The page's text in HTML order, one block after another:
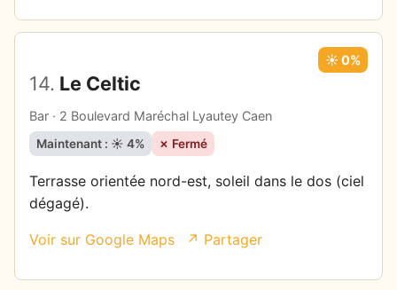
14. Le Celtic
Bar · 2 Boulevard Maréchal Lyautey Caen
☀️ 0%
Maintenant : ☀️ 4% ✗ Fermé
Terrasse orientée nord-est, soleil dans le dos (ciel
dégagé).
Voir sur Google Maps ↗ Partager